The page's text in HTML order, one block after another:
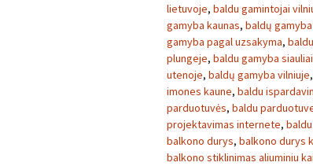
lietuvoje, baldu gamintojai
gamyba kaunas, baldų
gamyba pagal uzsakyma,
plungeje, baldu gamyba siauliai
utenoje, baldų gamyba vilniuje,
imones kaune, baldu
parduotuvės, baldu
projektavimas internete,
balkono durys, balkono durys
balkono stiklinimas aliuminiu